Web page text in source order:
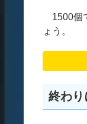
1500個
ょう。
終わり